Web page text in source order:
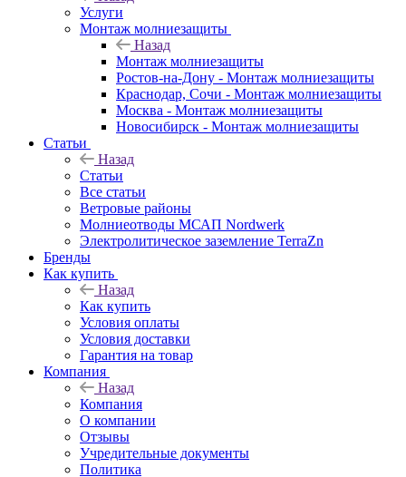
Услуги
Монтаж молниезащиты
Назад
Монтаж молниезащиты
Ростов-на-Дону - Монтаж молниезащиты
Краснодар, Сочи - Монтаж молниезащиты
Москва - Монтаж молниезащиты
Новосибирск - Монтаж молниезащиты
Статьи
Назад
Статьи
Все статьи
Ветровые районы
Молниеотводы МСАП Nordwerk
Электролитическое заземление TerraZn
Бренды
Как купить
Назад
Как купить
Условия оплаты
Условия доставки
Гарантия на товар
Компания
Назад
Компания
О компании
Отзывы
Учредительные документы
Политика